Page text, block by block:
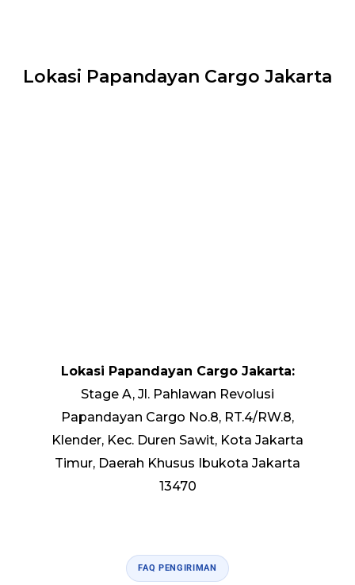
Lokasi Papandayan Cargo Jakarta
Lokasi Papandayan Cargo Jakarta:
Stage A, Jl. Pahlawan Revolusi
Papandayan Cargo No.8, RT.4/RW.8,
Klender, Kec. Duren Sawit, Kota Jakarta
Timur, Daerah Khusus Ibukota Jakarta
13470
FAQ PENGIRIMAN